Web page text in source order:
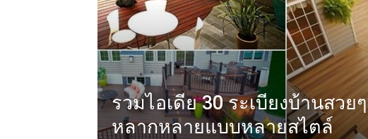
รวมไอเดีย 30 ระเบียงบ้านสวยๆ
หลากหลายแบบหลายสไตล์